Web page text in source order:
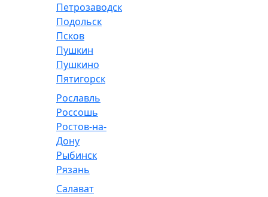
Петрозаводск
Подольск
Псков
Пушкин
Пушкино
Пятигорск
Рославль
Россошь
Ростов-на-
Дону
Рыбинск
Рязань
Салават